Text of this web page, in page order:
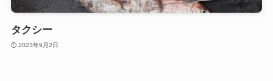
タクシー
2023年9月2日